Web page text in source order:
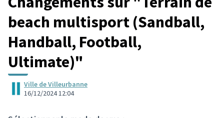
beach multisport (Sandball,
Handball, Football,
Ultimate)"
Ville de Villeurbanne
16/12/2024 12:04